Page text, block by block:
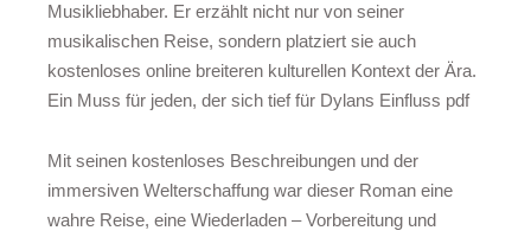
Musikliebhaber. Er erzählt nicht nur von seiner
musikalischen Reise, sondern platziert sie auch
kostenloses online breiteren kulturellen Kontext der Ära.
Ein Muss für jeden, der sich tief für Dylans Einfluss pdf
Mit seinen kostenloses Beschreibungen und der
immersiven Welterschaffung war dieser Roman eine
wahre Reise, eine Wiederladen – Vorbereitung und